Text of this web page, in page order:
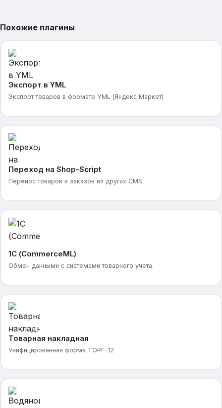
Похожие плагины
Экспорт в YML
Экспорт товаров в формате YML (Яндекс Маркет)
Переход на Shop-Script
Перенос товаров и заказов из других CMS
1С (CommerceML)
Обмен данными с системами товарного учета.
Товарная накладная
Унифицированная форма ТОРГ-12